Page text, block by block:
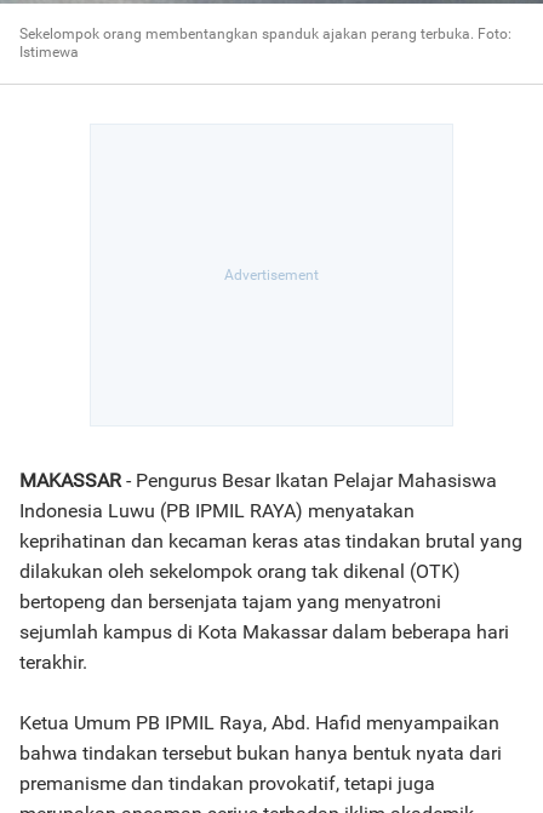
Sekelompok orang membentangkan spanduk ajakan perang terbuka. Foto:
Istimewa
MAKASSAR- Pengurus Besar Ikatan Pelajar Mahasiswa
Indonesia Luwu (PB IPMIL RAYA) menyatakan
keprihatinan dan kecaman keras atas tindakan brutal yang
dilakukan oleh sekelompok orang tak dikenal (OTK)
bertopeng dan bersenjata tajam yang menyatroni
sejumlah kampus di Kota Makassar dalam beberapa hari
terakhir.
Ketua Umum PB IPMIL Raya, Abd. Hafid menyampaikan
bahwa tindakan tersebut bukan hanya bentuk nyata dari
premanisme dan tindakan provokatif, tetapi juga